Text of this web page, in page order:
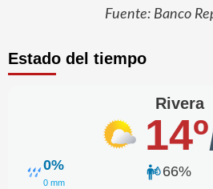
Fuente: Banco
Estado del tiempo
Rivera
14º
0%
0 mm
66%